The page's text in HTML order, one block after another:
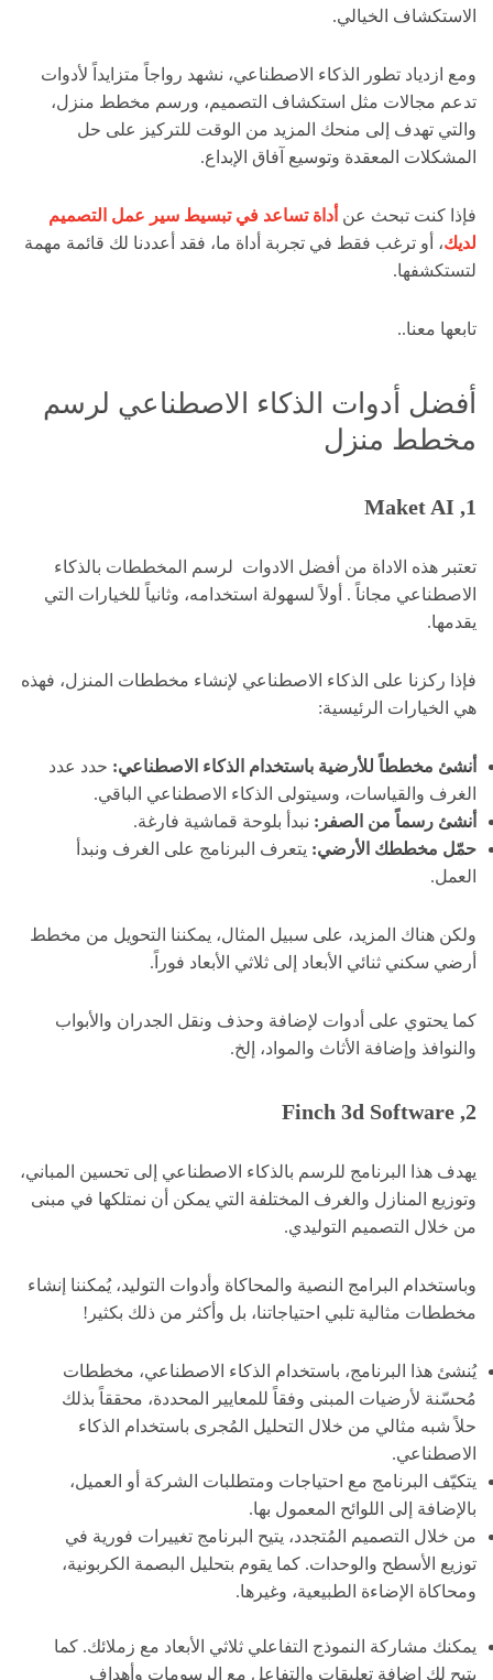
الاستكشاف الخيالي.
ومع ازدياد تطور الذكاء الاصطناعي، نشهد رواجاً متزايداً لأدوات
تدعم مجالات مثل استكشاف التصميم، ورسم مخطط منزل،
والتي تهدف إلى منحك المزيد من الوقت للتركيز على حل
المشكلات المعقدة وتوسيع آفاق الإبداع.
فإذا كنت تبحث عن أداة تساعد في تبسيط سير عمل التصميم
لديك، أو ترغب فقط في تجربة أداة ما، فقد أعددنا لك قائمة مهمة
لتستكشفها.
تابعها معنا..
أفضل أدوات الذكاء الاصطناعي لرسم
مخطط منزل
1, Maket AI
تعتبر هذه الاداة من أفضل الادوات لرسم المخططات بالذكاء
الاصطناعي مجاناً . أولاً لسهولة استخدامه، وثانياً للخيارات التي
يقدمها.
فإذا ركزنا على الذكاء الاصطناعي لإنشاء مخططات المنزل، فهذه
هي الخيارات الرئيسية:
أنشئ مخططاً للأرضية باستخدام الذكاء الاصطناعي: حدد عدد
الغرف والقياسات، وسيتولى الذكاء الاصطناعي الباقي.
أنشئ رسماً من الصفر: نبدأ بلوحة قماشية فارغة.
حمّل مخططك الأرضي: يتعرف البرنامج على الغرف ونبدأ
العمل.
ولكن هناك المزيد، على سبيل المثال، يمكننا التحويل من مخطط
أرضي سكني ثنائي الأبعاد إلى ثلاثي الأبعاد فوراً.
كما يحتوي على أدوات لإضافة وحذف ونقل الجدران والأبواب
والنوافذ وإضافة الأثاث والمواد، إلخ.
2, Finch 3d Software
يهدف هذا البرنامج للرسم بالذكاء الاصطناعي إلى تحسين المباني،
وتوزيع المنازل والغرف المختلفة التي يمكن أن نمتلكها في مبنى
من خلال التصميم التوليدي.
وباستخدام البرامج النصية والمحاكاة وأدوات التوليد، يُمكننا إنشاء
مخططات مثالية تلبي احتياجاتنا، بل وأكثر من ذلك بكثير!
يُنشئ هذا البرنامج، باستخدام الذكاء الاصطناعي، مخططات
مُحسّنة لأرضيات المبنى وفقاً للمعايير المحددة، محققاً بذلك
حلاً شبه مثالي من خلال التحليل المُجرى باستخدام الذكاء
الاصطناعي.
يتكيّف البرنامج مع احتياجات ومتطلبات الشركة أو العميل،
بالإضافة إلى اللوائح المعمول بها.
من خلال التصميم المُتجدد، يتيح البرنامج تغييرات فورية في
توزيع الأسطح والوحدات. كما يقوم بتحليل البصمة الكربونية،
ومحاكاة الإضاءة الطبيعية، وغيرها.
يمكنك مشاركة النموذج التفاعلي ثلاثي الأبعاد مع زملائك. كما
يتيح لك إضافة تعليقات والتفاعل مع الرسومات وأهداف